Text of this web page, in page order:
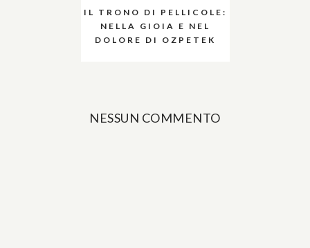
IL TRONO DI PELLICOLE:
NELLA GIOIA E NEL
DOLORE DI OZPETEK
NESSUN COMMENTO